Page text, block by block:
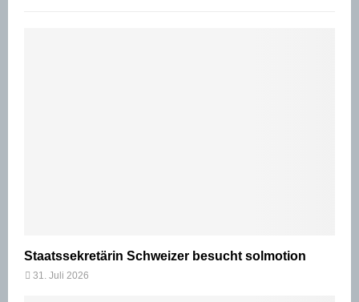
Staatssekretärin Schweizer besucht solmotion
31. Juli 2026